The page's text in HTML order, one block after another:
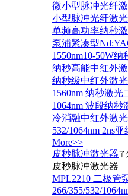
微小型脉冲光纤
小型脉冲光纤激光
单频高功率纳秒
泵浦紧凑型
1550nm10-50W
纳秒高能中红外
纳秒级中红外激光
1560nm 纳秒激光
1064nm 波段纳秒
冷消融中红外激
532/1064nm 2ns
More>>
皮秒脉冲激光器子
皮秒脉冲激光器
​MPL2210 二极管
266/355/532/